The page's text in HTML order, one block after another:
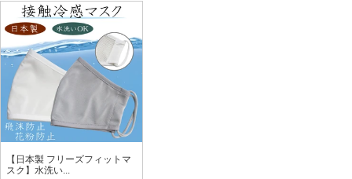
【日本製 フリーズフィットマ
スク】水洗い...